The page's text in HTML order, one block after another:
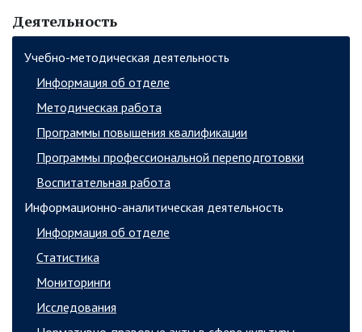
Деятельность
Учебно-методическая деятельность
Информация об отделе
Методическая работа
Программы повышения квалификации
Программы профессиональной переподготовки
Воспитательная работа
Информационно-аналитическая деятельность
Информация об отделе
Статистика
Мониторинги
Исследования